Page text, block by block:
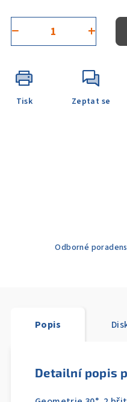
+
−
Tisk Zeptat se
Odborné
Popis
Detailní popis